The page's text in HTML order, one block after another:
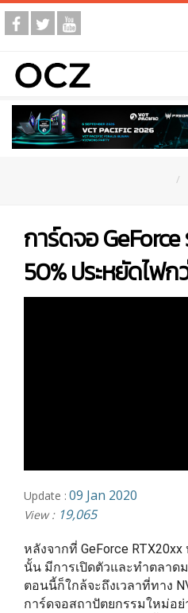
การ์ดจอ
50% ประหยัดไฟก
Update : 09 Jan 2020
View : 19,065
หลังจากที่ GeForce
นั้น มีการเปิดตัวและทำตลาด
ตอนนี้ก็ใกล้จะถึงเวลาที่ทาง
การ์ดจอสถาปัตยกรรมใหม่อย่